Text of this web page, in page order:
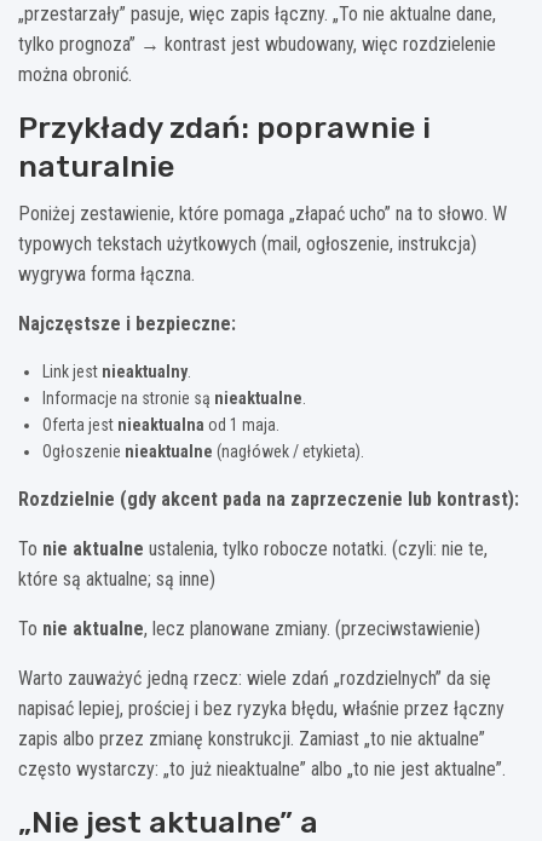
„przestarzały” pasuje, więc zapis łączny. „To nie aktualne dane,
tylko prognoza” → kontrast jest wbudowany, więc rozdzielenie
można obronić.
Przykłady zdań: poprawnie i
naturalnie
Poniżej zestawienie, które pomaga „złapać ucho” na to słowo. W
typowych tekstach użytkowych (mail, ogłoszenie, instrukcja)
wygrywa forma łączna.
Najczęstsze i bezpieczne:
Link jest nieaktualny.
Informacje na stronie są nieaktualne
Oferta jest nieaktualna od 1 maja.
Ogłoszenie nieaktualne (nagłówek / etykieta).
Rozdzielnie (gdy akcent pada na zaprzeczenie lub kontrast):
To nie aktualne ustalenia, tylko robocze notatki. (czyli: nie te,
które są aktualne; są inne)
To nie aktualne, lecz planowane zmiany. (przeciwstawienie)
Warto zauważyć jedną rzecz: wiele zdań „rozdzielnych” da się
napisać lepiej, prościej i bez ryzyka błędu, właśnie przez łączny
zapis albo przez zmianę konstrukcji. Zamiast „to nie aktualne”
często wystarczy: „to już nieaktualne” albo „to nie jest aktualne”.
„Nie jest aktualne” a